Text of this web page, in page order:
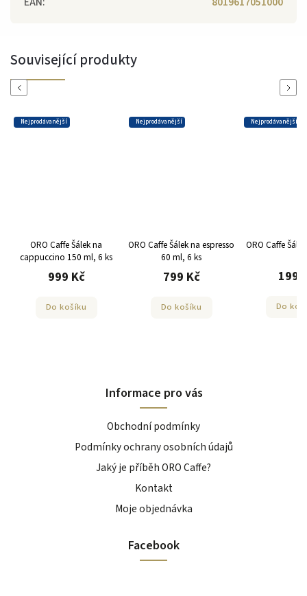
Související produkty
Previous
Nejprodávanější
ORO Caffe Šálek na
cappuccino 150 ml, 6 ks
999 Kč
Do košíku
Nejprodávanější
ORO Caffe Šálek na espresso
60 ml, 6 ks
799 Kč
Do košíku
Nejprodávanější
ORO Caffe
199
Do
Next
Informace pro vás
Obchodní podmínky
Podmínky ochrany osobních údajů
Jaký je příběh ORO Caffe?
Kontakt
Moje objednávka
Facebook